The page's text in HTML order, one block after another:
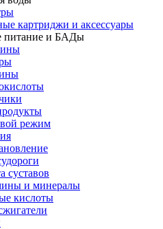
картриджи и аксессуары
питание и БАДы
режим
суставов
и минералы
кислоты